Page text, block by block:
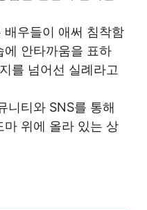
우들이 애써 침착함
에 안타까움을 표하
를 넘어선 실례라고
니티와 SNS를 통해
마 위에 올라 있는 상